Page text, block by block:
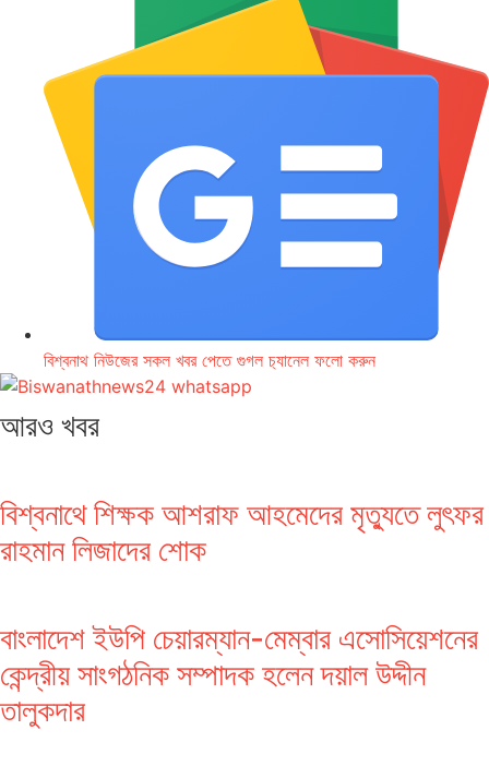
বিশ্বনাথ নিউজের সকল খবর পেতে গুগল চ‌্যানেল ফলো করুন
আরও খবর
বিশ্বনাথে শিক্ষক আশরাফ আহমেদের মৃত্যুতে লুৎফর
রাহমান লিজাদের শোক
বাংলাদেশ ইউপি চেয়ারম্যান-মেম্বার এসোসিয়েশনের
কেন্দ্রীয় সাংগঠনিক সম্পাদক হলেন দয়াল উদ্দীন
তালুকদার